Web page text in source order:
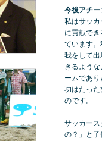
今後アチ
私はサッ
に貢献で
ています
我をして
きるよう
ームであ
功はたっ
のです。
サッカー
の？」と